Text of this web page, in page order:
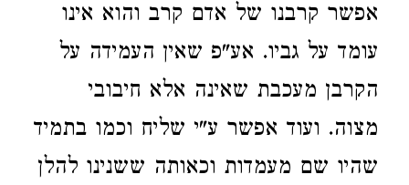
אפשר קרבנו של אדם קרב והוא אינו
עומד על גביו. אע"פ שאין העמידה על
הקרבן מעכבת שאינה אלא חיבובי
מצוה. ועוד אפשר ע"י שליח וכמו בתמיד
שהיו שם מעמדות וכאותה ששנינו להלן